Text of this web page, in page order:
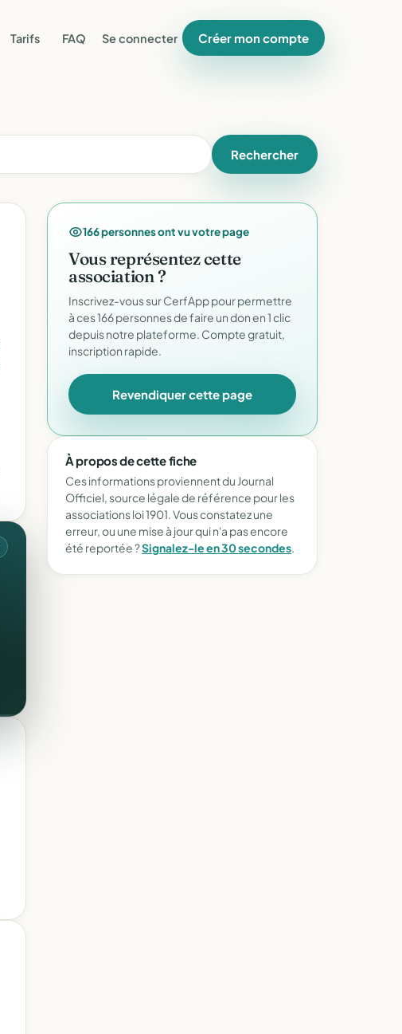
Tarifs FAQ Se connecter Créer mon compte
Rechercher
166 personnes ont vu votre page
Vous représentez cette
association ?
Inscrivez-vous sur CerfApp pour permettre
à ces 166 personnes de faire un don en 1 clic
depuis notre plateforme. Compte gratuit,
inscription rapide.
Revendiquer cette page
À propos de cette fiche
Ces informations proviennent du Journal
Officiel, source légale de référence pour les
associations loi 1901. Vous constatez une
erreur, ou une mise à jour qui n'a pas encore
été reportée ?Signalez-le en 30 secondes.